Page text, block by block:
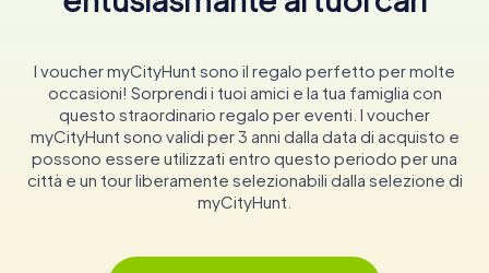
I voucher myCityHunt sono il regalo perfetto per molte
occasioni! Sorprendi i tuoi amici e la tua famiglia con
questo straordinario regalo per eventi. I voucher
myCityHunt sono validi per 3 anni dalla data di acquisto e
possono essere utilizzati entro questo periodo per una
città e un tour liberamente selezionabili dalla selezione di
myCityHunt.